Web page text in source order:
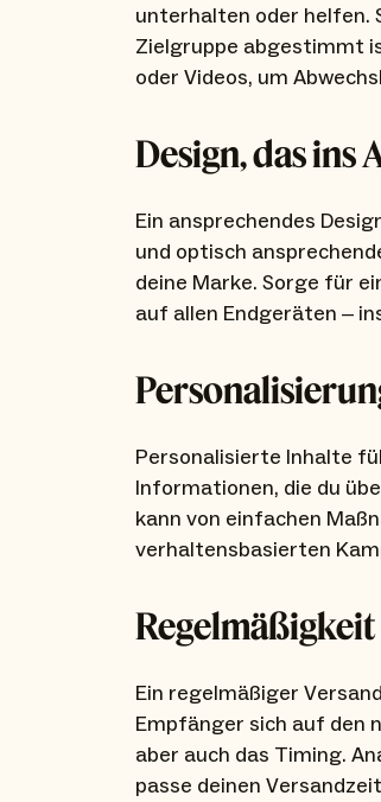
unterhalten oder helfen.
Zielgruppe abgestimmt
oder Videos, um
Design, das ins
Ein ansprechendes
und optisch
deine Marke. Sorge für
auf allen Endgeräten –
Personalisierte Inhalte
Informationen, die du
kann von einfachen
verhaltensbasierten
Ein regelmäßiger
Empfänger sich auf den
aber auch das Timing.
passe deinen